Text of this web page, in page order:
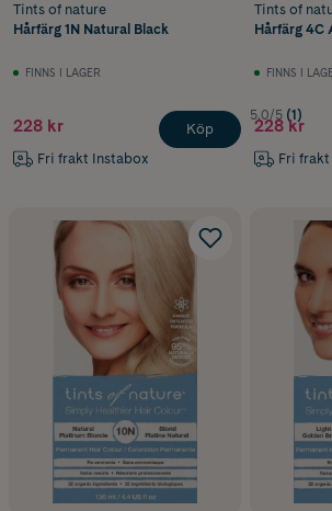
Tints of nature
Hårfärg 1N Natural Black
FINNS I LAGER
228 kr
Fri frakt Instabox
Köp
Tints of
Hårfärg 4C
FINNS I
5.0/5 (1)
228 kr
Fri